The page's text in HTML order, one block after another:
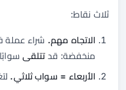
ثلاث نقاط:
الاتجاه مهم. شراء عملة
منخفضة: قدتتلقى
الأربعاء = سواب ثلاثي.